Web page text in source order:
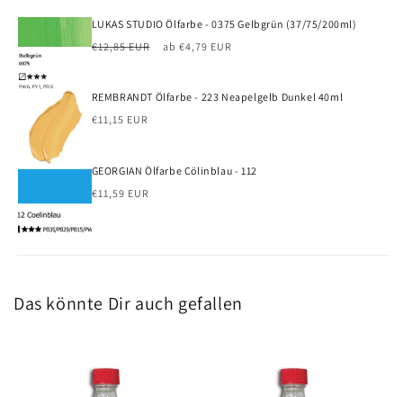
LUKAS STUDIO Ölfarbe - 0375 Gelbgrün (37/75/200ml)
Normaler
€12,85 EUR Verkaufspreis
ab €4,79 EUR
REMBRANDT Ölfarbe - 223 Neapelgelb Dunkel 40ml
Normaler
€11,15 EUR
GEORGIAN Ölfarbe Cölinblau - 112
Normaler
€11,59 EUR
Das könnte Dir auch gefallen